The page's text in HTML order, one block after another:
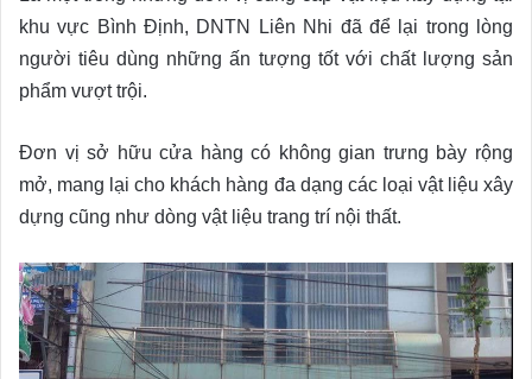
khu vực Bình Định, DNTN Liên Nhi đã để lại trong lòng
người tiêu dùng những ấn tượng tốt với chất lượng sản
phẩm vượt trội.
Đơn vị sở hữu cửa hàng có không gian trưng bày rộng
mở, mang lại cho khách hàng đa dạng các loại vật liệu xây
dựng cũng như dòng vật liệu trang trí nội thất.